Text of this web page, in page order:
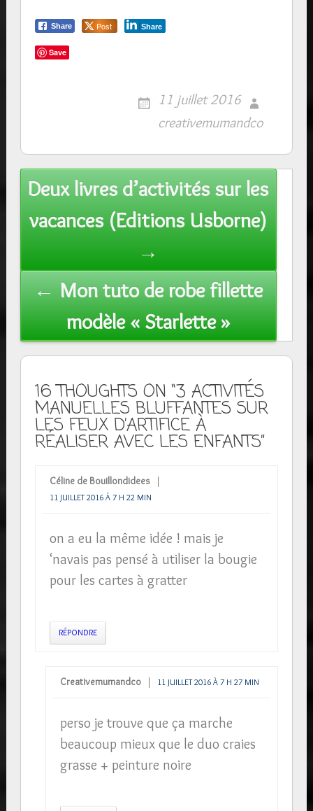
Share Post Share
Save
11 juillet 2016
creativemumandco
Post
navigation
Deux livres d’activités sur les
vacances (Editions Usborne)
→
← Mon tuto de robe fillette
modèle « Starlette »
16 THOUGHTS ON “3 ACTIVITÉS
MANUELLES BLUFFANTES SUR
LES FEUX D’ARTIFICE À
RÉALISER AVEC LES ENFANTS”
Céline de Bouillondidees
11 JUILLET 2016 À 7 H 22 MIN
on a eu la même idée ! mais je
‘navais pas pensé à utiliser la bougie
pour les cartes à gratter
RÉPONDRE
Creativemumandco 11 JUILLET 2016 À 7 H 27 MIN
perso je trouve que ça marche
beaucoup mieux que le duo craies
grasse + peinture noire